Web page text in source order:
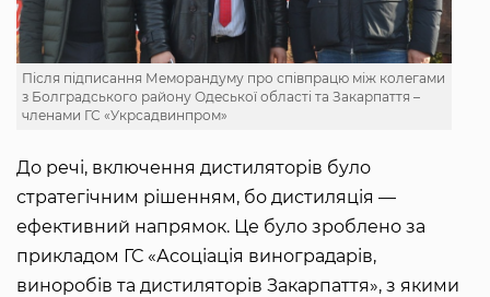
Після підписання Меморандуму про співпрацю між колегами
з Болградського району Одеської області та Закарпаття –
членами ГС «Укрсадвинпром»
До речі, включення дистиляторів було
стратегічним рішенням, бо дистиляція —
ефективний напрямок. Це було зроблено за
прикладом ГС «Асоціація виноградарів,
виноробів та дистиляторів Закарпаття», з якими